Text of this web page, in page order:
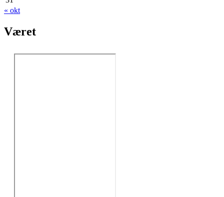
« okt
Været